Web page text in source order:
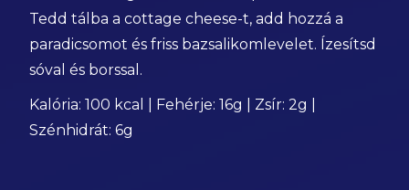
Tedd tálba a cottage cheese-t, add hozzá a
paradicsomot és friss bazsalikomlevelet. Ízesítsd
sóval és borssal.
Kalória: 100 kcal | Fehérje: 16g | Zsír: 2g |
Szénhidrát: 6g